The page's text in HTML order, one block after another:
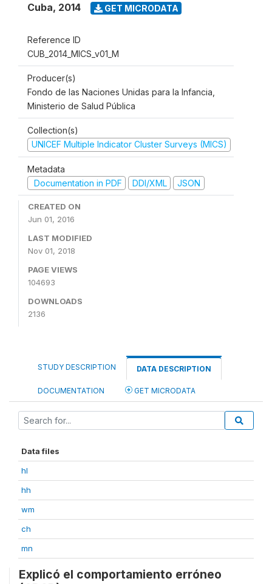
Cuba, 2014 GET MICRODATA
Reference ID
CUB_2014_MICS_v01_M
Producer(s)
Fondo de las Naciones Unidas para la Infancia,
Ministerio de Salud Pública
Collection(s)
UNICEF Multiple Indicator Cluster Surveys (MICS)
Metadata
Documentation in PDF
DDI/XML JSON
CREATED ON
Jun 01, 2016
LAST MODIFIED
Nov 01, 2018
PAGE VIEWS
104693
DOWNLOADS
2136
STUDY DESCRIPTION DATA DESCRIPTION
DOCUMENTATION GET MICRODATA
Data files
hl
hh
wm
ch
mn
Explicó el comportamiento erróneo